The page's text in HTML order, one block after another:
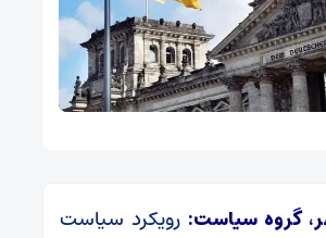
گروه سیاست: رویکرد سیاست